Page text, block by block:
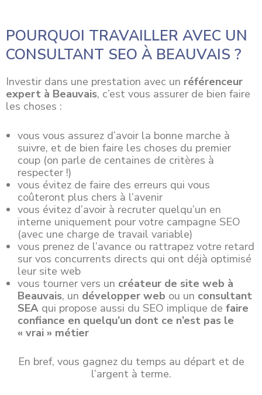
POURQUOI TRAVAILLER AVEC UN
CONSULTANT SEO À BEAUVAIS ?
Investir dans une prestation avec un référenceur
expert à Beauvais, c’est vous assurer de bien faire
les choses :
vous vous assurez d’avoir la bonne marche à
suivre, et de bien faire les choses du premier
coup (on parle de centaines de critères à
respecter !)
vous évitez de faire des erreurs qui vous
coûteront plus chers à l’avenir
vous évitez d’avoir à recruter quelqu’un en
interne uniquement pour votre campagne SEO
(avec une charge de travail variable)
vous prenez de l’avance ou rattrapez votre retard
sur vos concurrents directs qui ont déjà optimisé
leur site web
vous tourner vers un créateur de site web à
Beauvais, un développer web ou un consultant
SEA qui propose aussi du SEO implique de faire
confiance en quelqu’un dont ce n’est pas le
« vrai » métier
En bref, vous gagnez du temps au départ et de
l’argent à terme.